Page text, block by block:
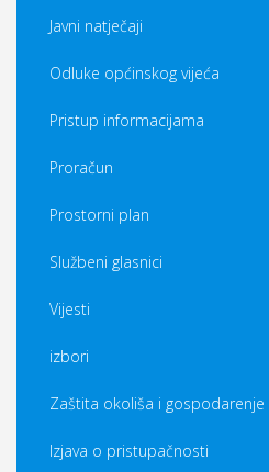
Javni natječaji
Odluke općinskog vijeća
Pristup informacijama
Proračun
Prostorni plan
Službeni glasnici
Vijesti
izbori
Zaštita okoliša i
Izjava o pristupačnosti